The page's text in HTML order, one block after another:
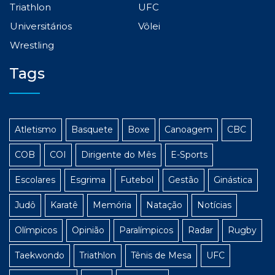
Triathlon
UFC
Universitários
Vôlei
Wrestling
Tags
Atletismo Basquete Boxe Canoagem CBC
COB COI Dirigente do Mês E-Sports
Escolares Esgrima Futebol Gestão Ginástica
Judô Karatê Memória Natação Notícias
Olímpicos Opinião Paralímpicos Radar Rugby
Taekwondo Triathlon Tênis de Mesa UFC